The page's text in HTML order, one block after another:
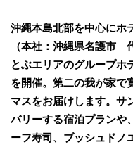
沖縄本島北部を中心にホ
（本社：沖縄県名護市
とぶエリアのグループホ
を開催。第二の我が家で
マスをお届けします。サ
バリーする宿泊プランや
ーフ寿司、ブッシュドノ